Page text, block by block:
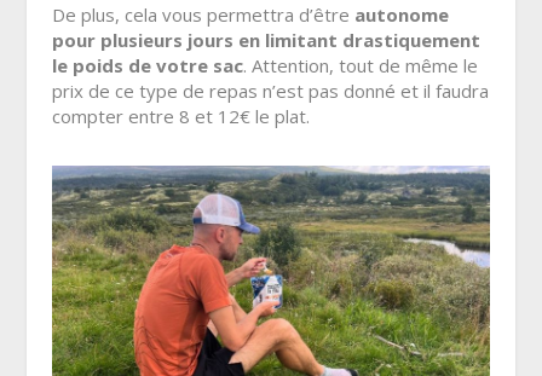
De plus, cela vous permettra d’être autonome
pour plusieurs jours en limitant drastiquement
le poids de votre sac. Attention, tout de même le
prix de ce type de repas n’est pas donné et il faudra
compter entre 8 et 12€ le plat.